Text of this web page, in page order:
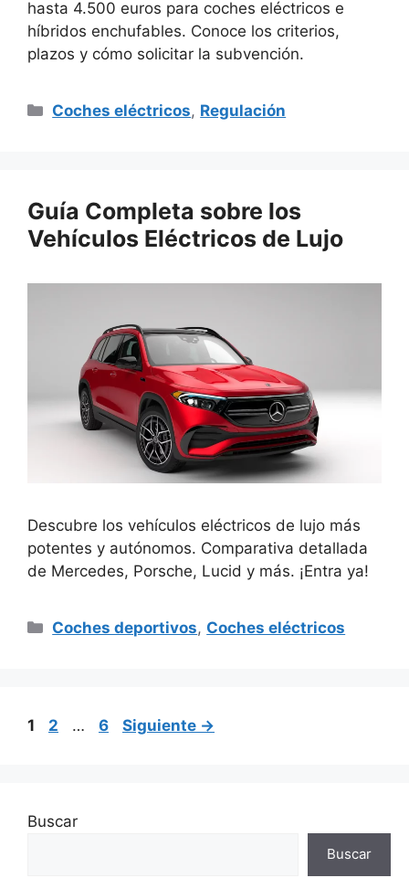
hasta 4.500 euros para coches eléctricos e
híbridos enchufables. Conoce los criterios,
plazos y cómo solicitar la subvención.
Categorías
Coches eléctricos, Regulación
Guía Completa sobre los
Vehículos Eléctricos de Lujo
Descubre los vehículos eléctricos de lujo más
potentes y autónomos. Comparativa detallada
de Mercedes, Porsche, Lucid y más. ¡Entra ya!
Categorías
Coches deportivos, Coches eléctricos
Página
1 Página
2 … Página
6 Siguiente →
Buscar
Buscar